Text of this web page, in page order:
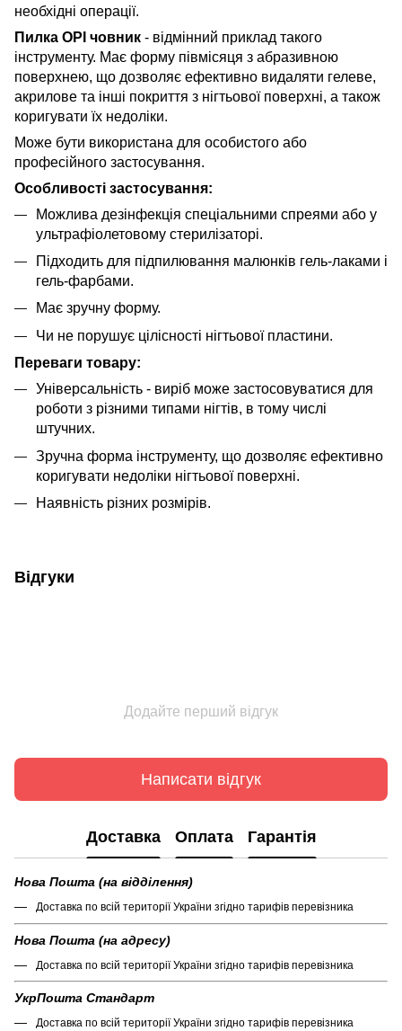
необхідні операції.
Пилка OPI човник - відмінний приклад такого
інструменту. Має форму півмісяця з абразивною
поверхнею, що дозволяє ефективно видаляти гелеве,
акрилове та інші покриття з нігтьової поверхні, а також
коригувати їх недоліки.
Може бути використана для особистого або
професійного застосування.
Особливості застосування:
Можлива дезінфекція спеціальними спреями або у
ультрафіолетовому стерилізаторі.
Підходить для підпилювання малюнків гель-лаками і
гель-фарбами.
Має зручну форму.
Чи не порушує цілісності нігтьової пластини.
Переваги товару:
Універсальність - виріб може застосовуватися для
роботи з різними типами нігтів, в тому числі
штучних.
Зручна форма інструменту, що дозволяє ефективно
коригувати недоліки нігтьової поверхні.
Наявність різних розмірів.
Відгуки
Додайте перший відгук
Написати відгук
Доставка Оплата Гарантія
Нова Пошта (на відділення)
Доставка по всій території України згідно тарифів перевізника
Нова Пошта (на адресу)
Доставка по всій території України згідно тарифів перевізника
УкрПошта Стандарт
Доставка по всій території України згідно тарифів перевізника